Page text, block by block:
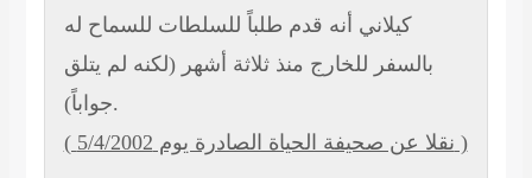
كيلاني أنه قدم طلباً للسلطات للسماح له
بالسفر للخارج منذ ثلاثة أشهر (لكنه لم يتلق
جواباً).
( نقلا عن صحيفة الحياة الصادرة يوم 5/4/2002 )